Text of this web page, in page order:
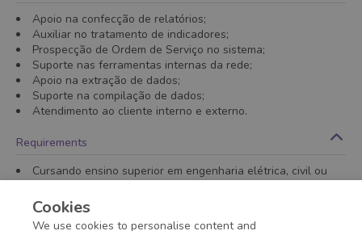
Apoio na confecção de relatórios;
Auxiliar no tratamento de indicadores;
Prospecção de Ordem de Serviço no sistema;
Suporte nas ferramentas internas da rede;
Apoio na extração de dados;
Suporte na compilação de dados;
Atendimento ao cliente interno e externo.
Requirements
Cursando ensino superior em engenharia elétrica, civil ou
Disponibilidade para atuar de 7h às 13h, de segunda-feira à
sexta-feira.
Cookies
We use cookies to personalise content and